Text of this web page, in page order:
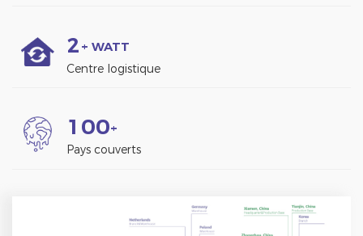
2 + WATT
Centre logistique
1 00+
Pays couverts